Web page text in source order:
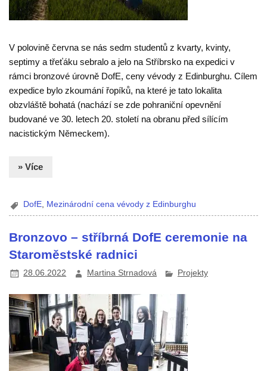
V polovině června se nás sedm studentů z kvarty, kvinty,
septimy a třeťáku sebralo a jelo na Stříbrsko na expedici v
rámci bronzové úrovně DofE, ceny vévody z Edinburghu. Cílem
expedice bylo zkoumání řopíků, na které je tato lokalita
obzvláště bohatá (nachází se zde pohraniční opevnění
budované ve 30. letech 20. století na obranu před sílícím
nacistickým Německem).
» Více
DofE, Mezinárodní cena vévody z Edinburghu
Bronzovo – stříbrná DofE ceremonie na
Staroměstské radnici
28.06.2022 Martina Strnadová Projekty